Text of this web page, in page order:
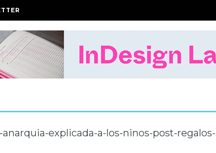
anarquia-explicada-a-los-ninos-post-